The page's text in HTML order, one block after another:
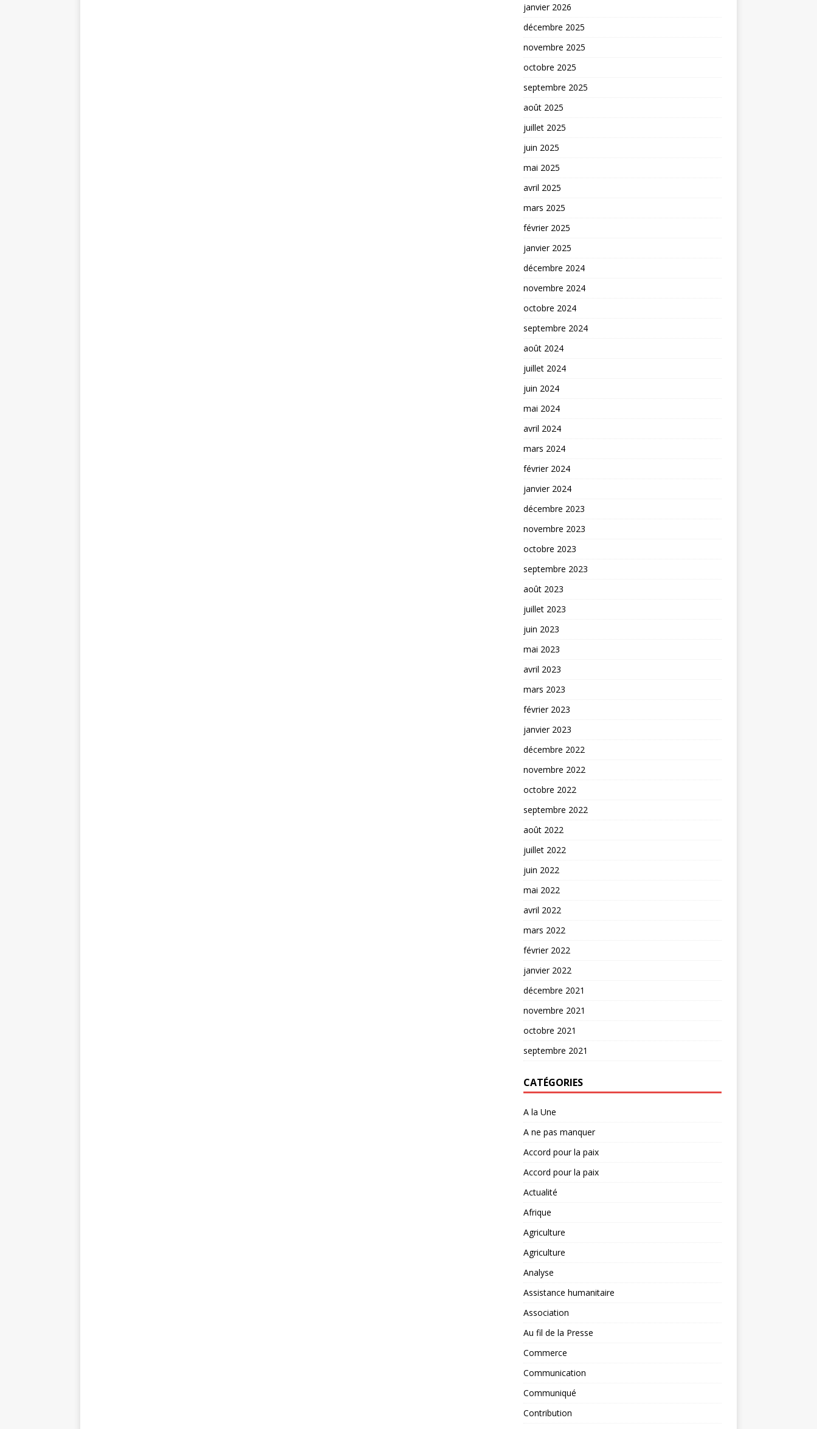
janvier 2026
décembre 2025
novembre 2025
octobre 2025
septembre 2025
août 2025
juillet 2025
juin 2025
mai 2025
avril 2025
mars 2025
février 2025
janvier 2025
décembre 2024
novembre 2024
octobre 2024
septembre 2024
août 2024
juillet 2024
juin 2024
mai 2024
avril 2024
mars 2024
février 2024
janvier 2024
décembre 2023
novembre 2023
octobre 2023
septembre 2023
août 2023
juillet 2023
juin 2023
mai 2023
avril 2023
mars 2023
février 2023
janvier 2023
décembre 2022
novembre 2022
octobre 2022
septembre 2022
août 2022
juillet 2022
juin 2022
mai 2022
avril 2022
mars 2022
février 2022
janvier 2022
décembre 2021
novembre 2021
octobre 2021
septembre 2021
CATÉGORIES
A la Une
A ne pas manquer
Accord pour la paix
Accord pour la paix
Actualité
Afrique
Agriculture
Agriculture
Analyse
Assistance humanitaire
Association
Au fil de la Presse
Commerce
Communication
Communiqué
Contribution